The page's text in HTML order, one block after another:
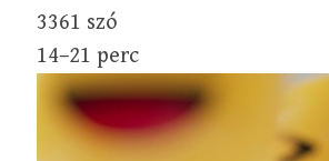
3361 szó
14–21 perc